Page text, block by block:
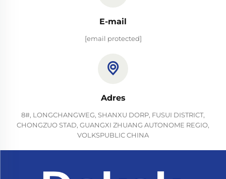
E-mail
[email protected]
Adres
8#, LONGCHANGWEG, SHANXU DORP, FUSUI DISTRICT,
CHONGZUO STAD, GUANGXI ZHUANG AUTONOME REGIO,
VOLKSPUBLIC CHINA